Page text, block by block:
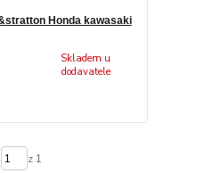
Honda kawasaki
Skladem u
dodavatele
z 1